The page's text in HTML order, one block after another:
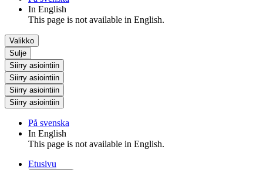
In English
This page is not available in English.
Valikko
Sulje
Siirry asiointiin
Siirry asiointiin
Siirry asiointiin
Siirry asiointiin
På svenska
In English
This page is not available in English.
Etusivu